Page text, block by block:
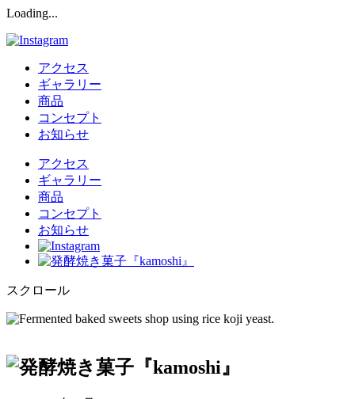
Loading...
アクセス
ギャラリー
商品
コンセプト
お知らせ
アクセス
ギャラリー
商品
コンセプト
お知らせ
スクロール